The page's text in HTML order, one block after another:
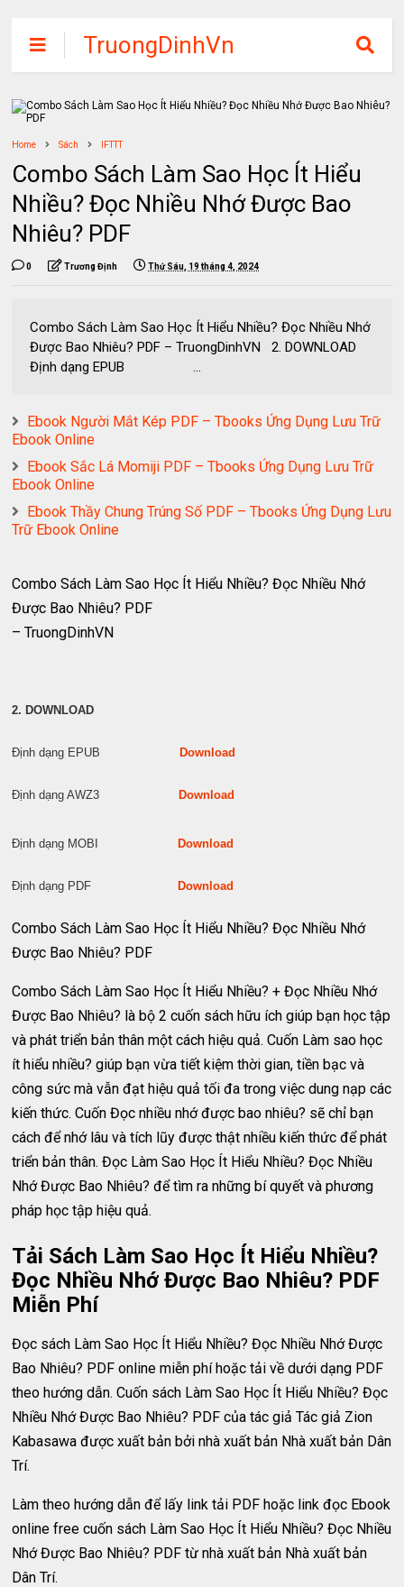
TruongDinhVn
Chia sẽ ebook,
các khóa học,
tập miễn phí
Home Sách IFTTT
Combo Sách Làm Sao Học Ít Hiểu
Nhiều? Đọc Nhiều Nhớ Được Bao
Nhiêu? PDF
0 Trương Định Thứ Sáu, 19 tháng 4, 2024
Combo Sách Làm Sao Học Ít Hiểu Nhiều? Đọc Nhiều Nhớ
Được Bao Nhiêu? PDF – TruongDinhVN 2. DOWNLOAD
Định dạng EPUB ...
Ebook Người Mắt Kép PDF – Tbooks Ứng Dụng Lưu Trữ
Ebook Online
Ebook Sắc Lá Momiji PDF – Tbooks Ứng Dụng Lưu Trữ
Ebook Online
Ebook Thầy Chung Trúng Số PDF – Tbooks Ứng Dụng Lưu
Trữ Ebook Online
Combo Sách Làm Sao Học Ít Hiểu Nhiều? Đọc Nhiều Nhớ
Được Bao Nhiêu? PDF
– TruongDinhVN
2. DOWNLOAD
Định dạng EPUB Download
Định dạng AWZ3 Download
Định dạng MOBI Download
Định dạng PDF Download
Combo Sách Làm Sao Học Ít Hiểu Nhiều? Đọc Nhiều Nhớ
Được Bao Nhiêu? PDF
Combo Sách Làm Sao Học Ít Hiểu Nhiều? + Đọc Nhiều Nhớ
Được Bao Nhiêu? là bộ 2 cuốn sách hữu ích giúp bạn học tập
và phát triển bản thân một cách hiệu quả. Cuốn Làm sao học
ít hiểu nhiều? giúp bạn vừa tiết kiệm thời gian, tiền bạc và
công sức mà vẫn đạt hiệu quả tối đa trong việc dung nạp các
kiến thức. Cuốn Đọc nhiều nhớ được bao nhiêu? sẽ chỉ bạn
cách để nhớ lâu và tích lũy được thật nhiều kiến thức để phát
triển bản thân. Đọc Làm Sao Học Ít Hiểu Nhiều? Đọc Nhiều
Nhớ Được Bao Nhiêu? để tìm ra những bí quyết và phương
pháp học tập hiệu quả.
Tải Sách Làm Sao Học Ít Hiểu Nhiều?
Đọc Nhiều Nhớ Được Bao Nhiêu? PDF
Miễn Phí
Đọc sách Làm Sao Học Ít Hiểu Nhiều? Đọc Nhiều Nhớ Được
Bao Nhiêu? PDF online miễn phí hoặc tải về dưới dạng PDF
theo hướng dẫn. Cuốn sách Làm Sao Học Ít Hiểu Nhiều? Đọc
Nhiều Nhớ Được Bao Nhiêu? PDF của tác giả Tác giả Zion
Kabasawa được xuất bản bởi nhà xuất bản Nhà xuất bản Dân
Trí.
Làm theo hướng dẫn để lấy link tải PDF hoặc link đọc Ebook
online free cuốn sách Làm Sao Học Ít Hiểu Nhiều? Đọc Nhiều
Nhớ Được Bao Nhiêu? PDF từ nhà xuất bản Nhà xuất bản
Dân Trí.